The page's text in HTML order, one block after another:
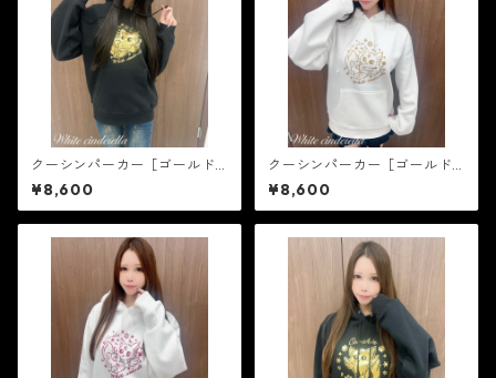
クーシンパーカー［ゴールド
箔］
¥8,600
クーシンパーカー［ゴールド
ラメ］
¥8,600